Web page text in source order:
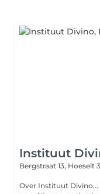
Instituut
Bergstraat 13, Hoeselt
Over Instituut Divino... In mijn instituut gelegen te Hoeselt